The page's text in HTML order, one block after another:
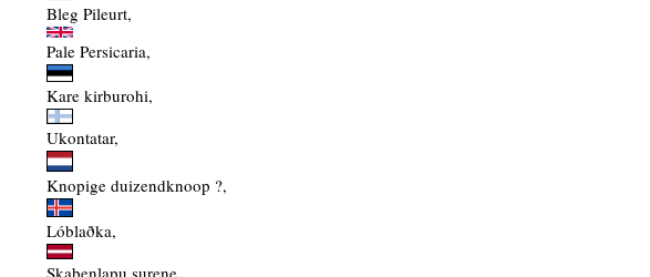
Bleg Pileurt,
Pale Persicaria,
Kare kirburohi,
Ukontatar,
Knopige duizendknoop ?,
Lóblaðka,
Skabenlapu surene,